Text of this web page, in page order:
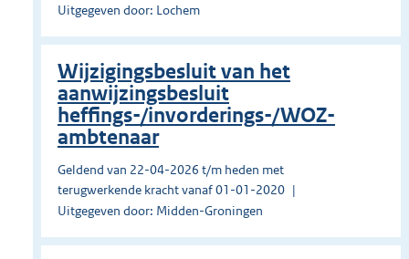
Uitgegeven door: Lochem
Wijzigingsbesluit van het
aanwijzingsbesluit
heffings-/invorderings-/WOZ-
ambtenaar
Geldend van 22-04-2026 t/m heden met
terugwerkende kracht vanaf 01-01-2020
Uitgegeven door: Midden-Groningen